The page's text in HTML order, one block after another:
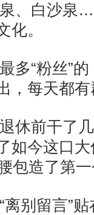
、白沙
化。
多“粉丝”
，每天都
休前干了
如今这口
包造了第一
别留言”